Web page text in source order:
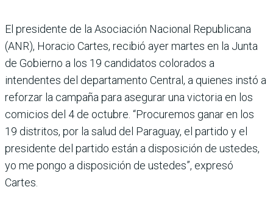
El presidente de la Asociación Nacional Republicana
(ANR), Horacio Cartes, recibió ayer martes en la Junta
de Gobierno a los 19 candida­tos colorados a
intendentes del departamento Central, a quienes instó a
reforzar la campaña para asegurar una victoria en los
comicios del 4 de octubre. “Procuremos ganar en los
19 distritos, por la salud del Paraguay, el par­tido y el
presidente del par­tido están a disposición de ustedes,
yo me pongo a dis­posición de ustedes”, expresó
Cartes.